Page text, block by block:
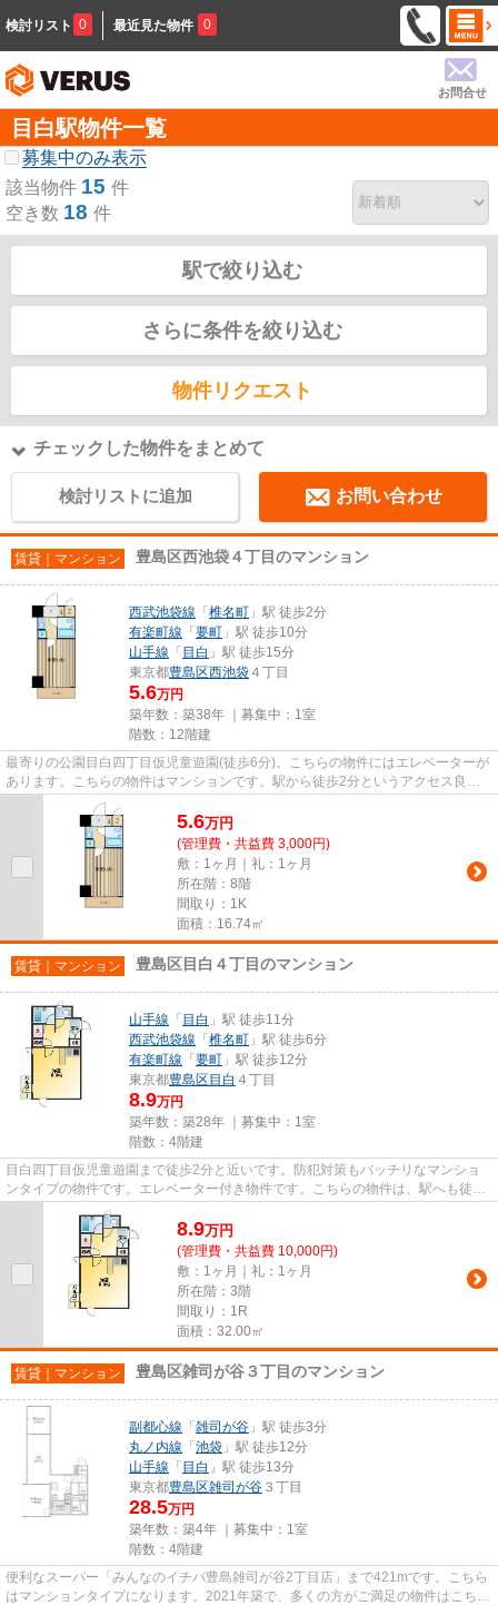
検討リスト 0 最近見た物件 0
お問合せ
目白駅物件一覧
募集中のみ表示
該当物件 15 件
空き数 18 件
駅で絞り込む
さらに条件を絞り込む
物件リクエスト
チェックした物件をまとめて
検討リストに追加 お問い合わせ
賃貸｜マンション 豊島区西池袋４丁目のマンション
西武池袋線 「 椎名町 」駅 徒歩2分
有楽町線 「 要町 」駅 徒歩10分
山手線 「 目白 」駅 徒歩15分
東京都豊島区西池袋 ４丁目
5.6万円
築年数：築38年 ｜募集中： 1室
階数：12階建
最寄りの公園目白四丁目仮児童遊園(徒歩6分)。こちらの物件にはエレベーターが
あります。こちらの物件はマンションです。駅から徒歩2分というアクセス良好
な駅近物件はいかがですか。i...
5.6万円
(管理費・共益費 3,000円)
敷：1ヶ月｜礼：1ヶ月
所在階：8階
間取り：1K
面積：16.74㎡
賃貸｜マンション 豊島区目白４丁目のマンション
山手線 「 目白 」駅 徒歩11分
西武池袋線 「 椎名町 」駅 徒歩6分
有楽町線 「 要町 」駅 徒歩12分
東京都豊島区 目白 ４丁目
8.9万円
築年数：築28年 ｜募集中： 1室
階数：4階建
目白四丁目仮児童遊園まで徒歩2分と近いです。防犯対策もバッチリなマンショ
ンタイプの物件です。エレベーター付き物件です。こちらの物件は、駅へも徒歩
11分と歩いてアクセスできます...
8.9万円
(管理費・共益費 10,000円)
敷：1ヶ月｜礼：1ヶ月
所在階：3階
間取り：1R
面積：32.00㎡
賃貸｜マンション 豊島区雑司が谷３丁目のマンション
副都心線 「 雑司が谷 」駅 徒歩3分
丸ノ内線 「 池袋 」駅 徒歩12分
山手線 「 目白 」駅 徒歩13分
東京都豊島区雑司が谷 ３丁目
28.5万円
築年数：築4年 ｜募集中： 1室
階数：4階建
便利なスーパー「みんなのイチバ豊島雑司が谷2丁目店」まで421mです。こちら
はマンションタイプになります。2021年築で、多くの方がご満足の物件はこちら